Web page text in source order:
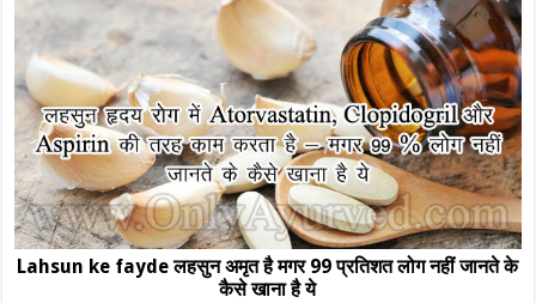
Lahsun ke fayde लहसुन अमृत है मगर 99 प्रतिशत लोग नहीं जानते के
कैसे खाना है ये